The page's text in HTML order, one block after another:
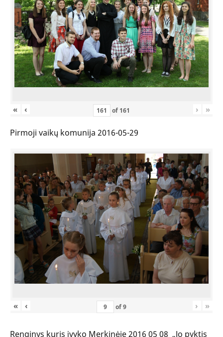
« ‹ of 161 › »
Pirmoji vaikų komunija 2016-05-29
« ‹ of9 › »
Renginys kuris įvyko Merkinėje 2016 05 08 „Jo pyktis